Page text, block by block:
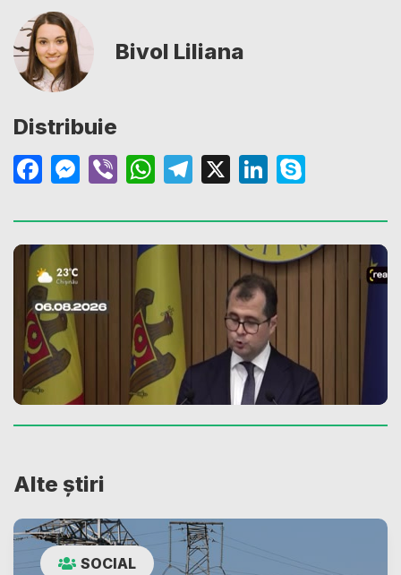
Bivol Liliana
Distribuie
Facebook
Messenger
ViberWhatsApp
Telegram
X LinkedIn
Alte știri
SOCIAL